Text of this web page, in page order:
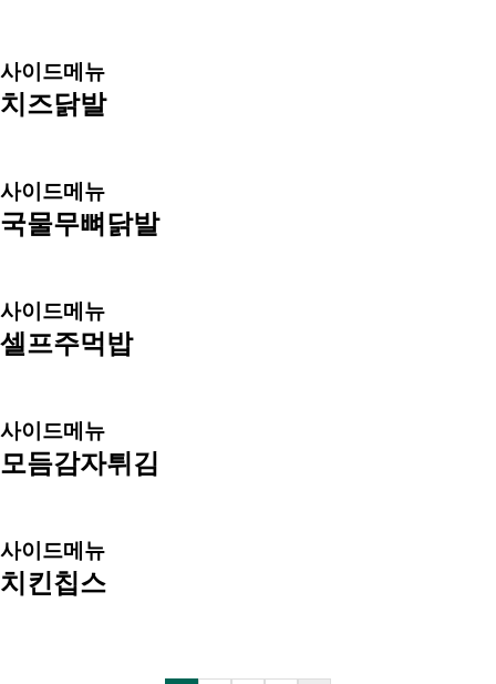
사이드메뉴
치즈닭발
사이드메뉴
국물무뼈닭발
사이드메뉴
셀프주먹밥
사이드메뉴
모듬감자튀김
사이드메뉴
치킨칩스